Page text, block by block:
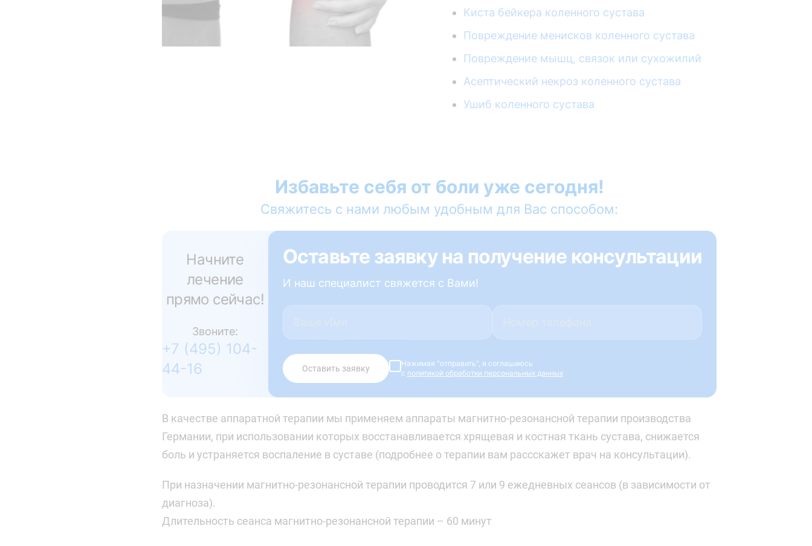
Киста бейкера коленного сустава
Повреждение менисков коленного сустава
Повреждение мышц, связок или сухожилий
Асептический некроз коленного сустава
Ушиб коленного сустава
Избавьте себя от боли уже сегодня!
Свяжитесь с нами любым удобным для Вас способом:
Начните
лечение
прямо сейчас!
Звоните:
+7 (495) 104-
44-16
Оставьте заявку на получение консультации
И наш специалист свяжется с Вами!
Оставить заявку
Нажимая "отправить", я соглашаюсь
с политикой обработки персональных данных
В качестве аппаратной терапии мы применяем аппараты магнитно-резонансной терапии производства
Германии, при использовании которых восстанавливается хрящевая и костная ткань сустава, снижается
боль и устраняется воспаление в суставе (подробнее о терапии вам рассскажет врач на консультации).
При назначении магнитно-резонансной терапии проводится 7 или 9 ежедневных сеансов (в зависимости от
диагноза).
Длительность сеанса магнитно-резонансной терапии – 60 минут